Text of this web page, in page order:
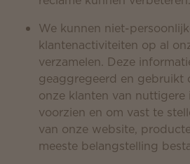
We kunnen niet-
klantenactiviteiten op al
verzamelen. Deze
geaggregeerd en gebruikt
onze klanten van nuttigere
voorzien en om vast te
van onze website,
meeste belangstelling